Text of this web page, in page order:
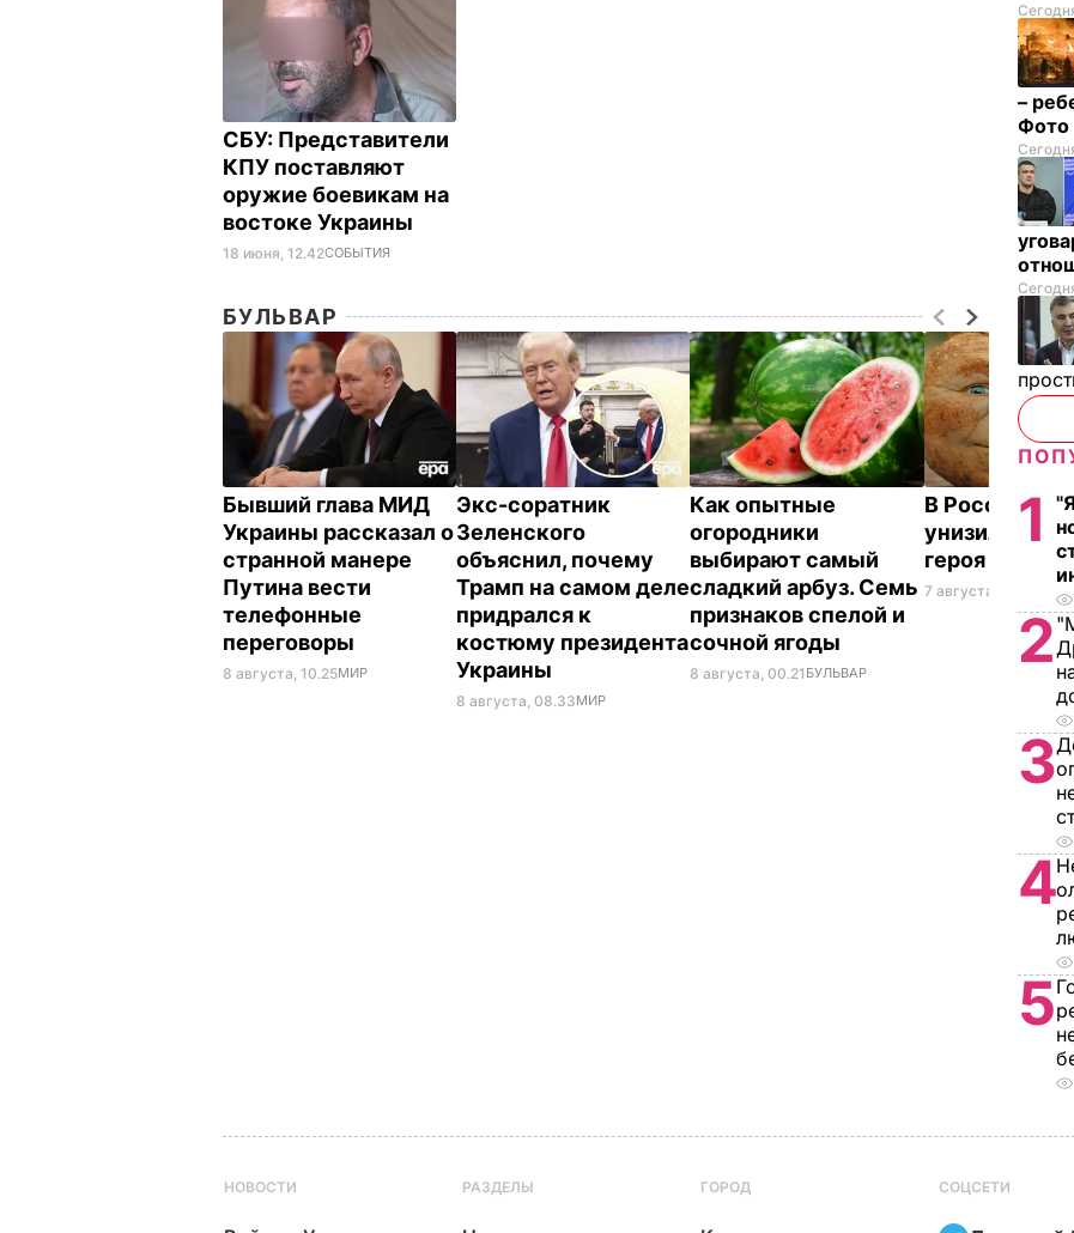
СБУ: Представители
КПУ поставляют
оружие боевикам на
востоке Украины
18 июня, 12.42СОБЫТИЯ
БУЛЬВАР
Бывший глава МИД
Украины рассказал о
странной манере
Путина вести
телефонные
переговоры
8 августа, 10.25МИР
Экс-соратник
Зеленского
объяснил, почему
Трамп на самом деле
придрался к
костюму президента
Украины
8 августа, 08.33МИР
Как опытные
огородники
выбирают самый
сладкий арбуз. Семь
признаков спелой и
сочной ягоды
8 августа, 00.21 БУЛЬВАР
В России
унизили
героя Путина
7 августа, 23.32
–
Фото
1
2
3
4
5
НОВОСТИ РАЗДЕЛЫ ГОРОД СОЦСЕТИ